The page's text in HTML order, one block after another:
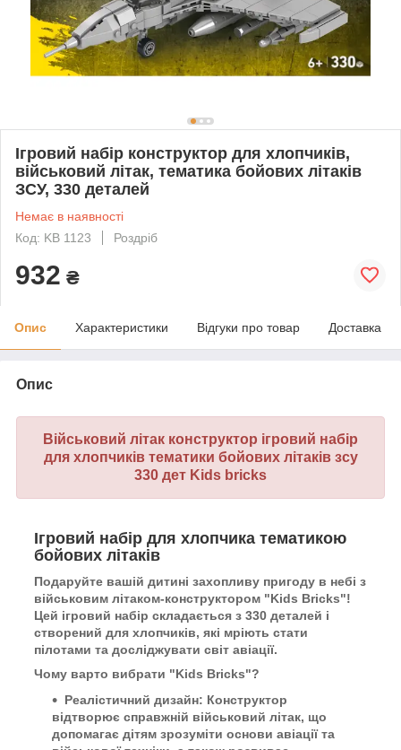
Ігровий набір конструктор для хлопчиків,
військовий літак, тематика бойових літаків
ЗСУ, 330 деталей
Немає в наявності
Код: KB 1123
Роздріб
932 ₴
Опис Характеристики Відгуки про товар Доставка
Опис
Військовий літак конструктор ігровий набір
для хлопчиків тематики бойових літаків зсу
330 дет Kids bricks
Ігровий набір для хлопчика тематикою
бойових літаків
Подаруйте вашій дитині захопливу пригоду в небі з
військовим літаком-конструктором "Kids Bricks"!
Цей ігровий набір складається з 330 деталей і
створений для хлопчиків, які мріють стати
пілотами та досліджувати світ авіації.
Чому варто вибрати "Kids Bricks"?
Реалістичний дизайн: Конструктор
відтворює справжній військовий літак, що
допомагає дітям зрозуміти основи авіації та